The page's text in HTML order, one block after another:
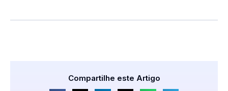
Compartilhe este Artigo